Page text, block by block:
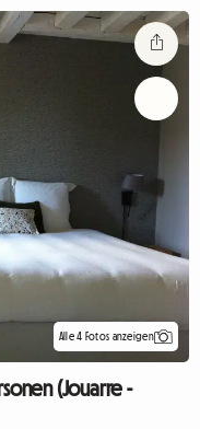
Alle 4 Fotos anzeigen
(Jouarre -